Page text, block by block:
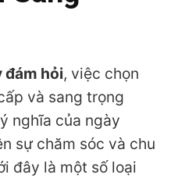
đám hỏi, việc chọn
và sang trọng
nghĩa của ngày
sự chăm sóc và chu
đây là một số loại